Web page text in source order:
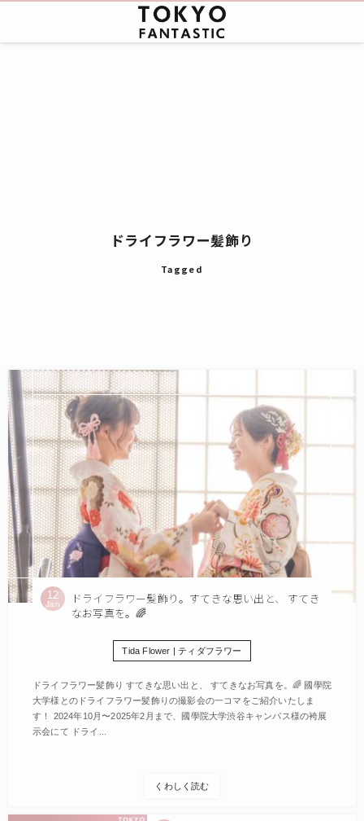
ドライフラワー髪飾り
Tagged
12
Jan
ドライフラワー髪飾り。すてきな思い出と、 すてき
なお写真を。🌈
Tida Flower | ティダフラワー
ドライフラワー髪飾り すてきな思い出と、 すてきなお写真を。🌈 國學院
大学様とのドライフラワー髪飾りの撮影会の一コマをご紹介いたしま
す！ 2024年10月〜2025年2月まで、國學院大学渋谷キャンパス様の袴展
示会にて ドライ...
くわしく読む